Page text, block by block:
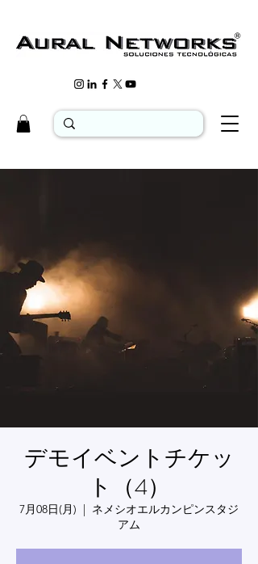
デモイベントチケッ
ト（4）
7月08日(月)
  |
ネメシオエルカンピンスタジ
アム